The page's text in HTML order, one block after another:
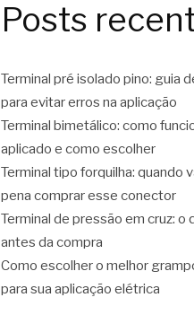
Posts
Terminal pré isolado pino: guia
para evitar erros na aplicação
Terminal bimetálico: como
aplicado e como escolher
Terminal tipo forquilha: quando
pena comprar esse conector
Terminal de pressão em cruz: o
antes da compra
Como escolher o melhor
para sua aplicação elétrica